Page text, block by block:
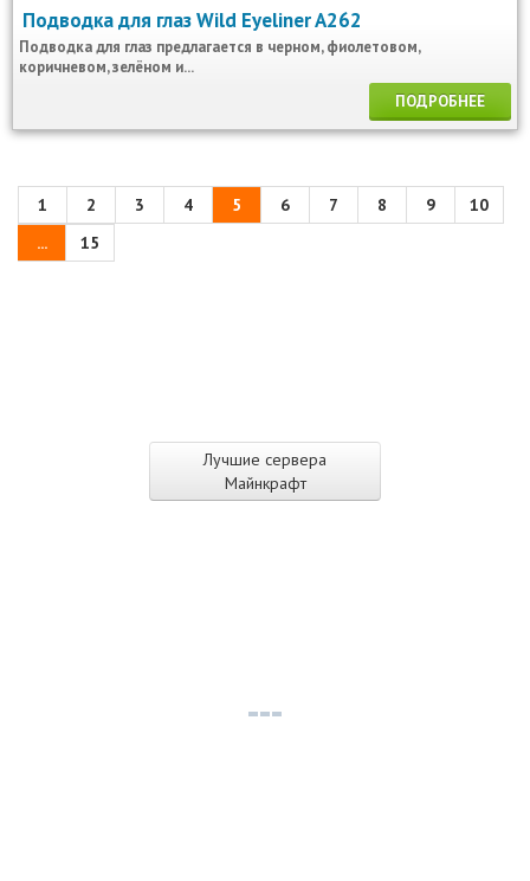
Лучшие сервера
Майнкрафт
Подводка для глаз Wild Eyeliner A262
Подводка для глаз предлагается в черном, фиолетовом,
коричневом, зелёном и...
ПОДРОБНЕЕ
1 2 3 4 5 6 7 8 9
10
...
15